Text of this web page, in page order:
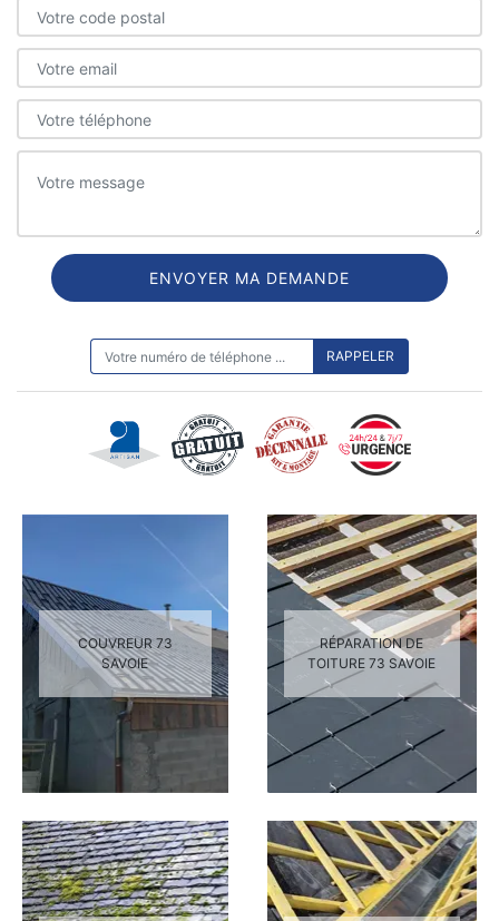
COUVREUR 73
SAVOIE
RÉPARATION DE
TOITURE 73 SAVOIE